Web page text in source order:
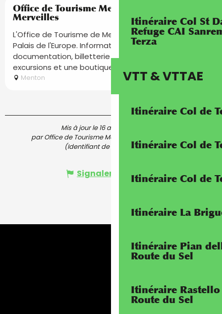
Itinéraire Col St
Refuge CAI
Terza
VTT & VTTAE
Itinéraire Col de
Itinéraire Col de
Itinéraire Col de
Itinéraire La
Itinéraire Pian
Route du Sel
Itinéraire
Route du Sel
Office de Tourisme Menton, Riviera &
Merveilles
L'Office de Tourisme de Menton vous accueille au
Palais de l'Europe. Informations touristiques,
documentation, billetterie événements, visites et
excursions et une boutique...
Menton
Mis à jour le 16 avril 2026 à 09:34
par Office de Tourisme Menton, Riviera & Merveilles
(Identifiant de l'offre :6371137)
Signaler une erreur